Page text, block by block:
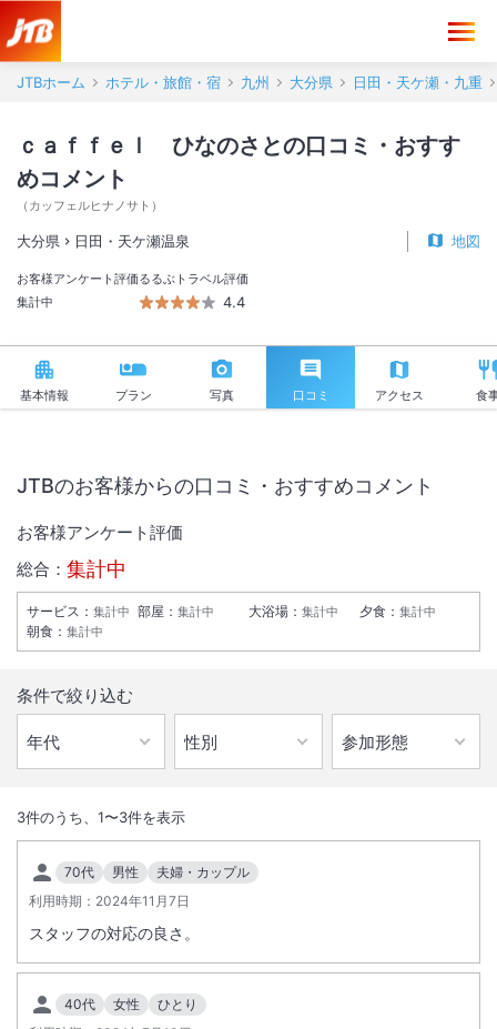
JTBホーム ホテル・旅館・宿 九州 大分県 日田・天ケ瀬・九重
ｃａｆｆｅｌ ひなのさとの口コミ・おすす
めコメント
（ カッフェルヒナノサト ）
大分県 日田・天ケ瀬温泉 地図
お客様アンケート評価
集計中
るるぶトラベル評価
4.4
基本情報 プラン 写真 口コミ アクセス 食
ひなの里山陽館はカフェスタイルホテル『caffelひなのさと』に生まれ
変わりました。朝食は洋食プレート夕食は日田のもち豚しゃぶしゃぶを
総客室数44室
INチェックイン
15:00/ OUT チェックアウト
10:00
JTBのお客様からの口コミ・おすすめコメント
お客様アンケート評価
総合： 集計中
サービス ： 集計中 部屋 ： 集計中 大浴場 ： 集計中 夕食 ： 集計中
朝食 ： 集計中
条件で絞り込む
3件のうち、 1〜3件を表示
70代 男性
夫婦・カップル
利用時期： 2024年11月7日
スタッフの対応の良さ。
40代 女性
ひとり